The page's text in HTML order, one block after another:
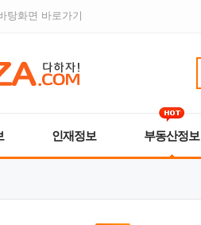
탕화면 바로가기
인재정보 부동산정보